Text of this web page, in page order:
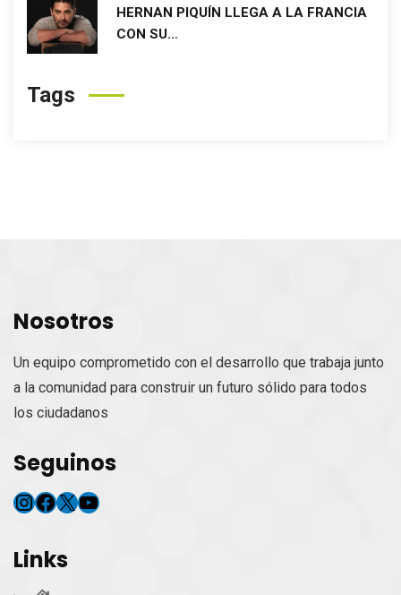
HERNAN PIQUÍN LLEGA A LA FRANCIA
CON SU…
Tags
Nosotros
Un equipo comprometido con el desarrollo que trabaja junto
a la comunidad para construir un futuro sólido para todos
los ciudadanos
Seguinos
Instagram
Facebook
X YouTube
Links